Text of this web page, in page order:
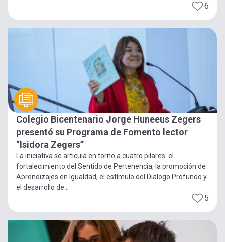
6
Colegio Bicentenario Jorge Huneeus Zegers
presentó su Programa de Fomento lector
“Isidora Zegers”
La iniciativa se articula en torno a cuatro pilares: el
fortalecimiento del Sentido de Pertenencia, la promoción de
Aprendizajes en Igualdad, el estímulo del Diálogo Profundo y
el desarrollo de...
5